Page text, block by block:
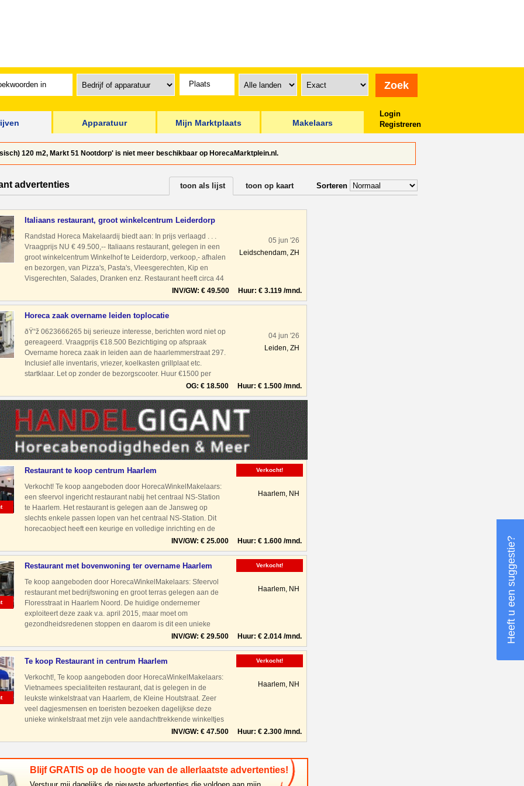
Apparatuur Mijn Marktplaats Makelaars
Login
Registreren
120 m2, Markt 51 Nootdorp' is niet meer beschikbaar op HorecaMarktplein.nl.
advertenties Sorteren
toon als lijst toon op kaart
Italiaans restaurant, groot winkelcentrum Leiderdorp
Randstad Horeca Makelaardij biedt aan: In prijs verlaagd . . .
Vraagprijs NU € 49.500,-- Italiaans restaurant, gelegen in een
groot winkelcentrum Winkelhof te Leiderdorp, verkoop,- afhalen
en bezorgen, van Pizza's, Pasta's, Vleesgerechten, Kip en
Visgerechten, Salades, Dranken enz. Restaurant heeft circa 44
05 jun '26
Leidschendam, ZH
INV/GW: € 49.500 Huur: € 3.119 /mnd.
Horeca zaak overname leiden toplocatie
ðŸ“ž 0623666265 bij serieuze interesse, berichten word niet op
gereageerd. Vraagprijs €18.500 Bezichtiging op afspraak
Overname horeca zaak in leiden aan de haarlemmerstraat 297.
Inclusief alle inventaris, vriezer, koelkasten grillplaat etc.
startklaar. Let op zonder de bezorgscooter. Huur €1500 per
04 jun '26
Leiden, ZH
OG: € 18.500 Huur: € 1.500 /mnd.
Restaurant te koop centrum Haarlem
Verkocht! Te koop aangeboden door HorecaWinkelMakelaars:
een sfeervol ingericht restaurant nabij het centraal NS-Station
te Haarlem. Het restaurant is gelegen aan de Jansweg op
slechts enkele passen lopen van het centraal NS-Station. Dit
horecaobject heeft een keurige en volledige inrichting en de
apparatuur verkeert in een goede staat van onderhou
Haarlem, NH
INV/GW: € 25.000 Huur: € 1.600 /mnd.
Verkocht!
Restaurant met bovenwoning ter overname Haarlem
Te koop aangeboden door HorecaWinkelMakelaars: Sfeervol
restaurant met bedrijfswoning en groot terras gelegen aan de
Floresstraat in Haarlem Noord. De huidige ondernemer
exploiteert deze zaak v.a. april 2015, maar moet om
gezondheidsredenen stoppen en daarom is dit een unieke
kans voor een starter en/of ondernemerskoppel om een kant en
klaar bedrij
Haarlem, NH
INV/GW: € 29.500 Huur: € 2.014 /mnd.
Verkocht!
Te koop Restaurant in centrum Haarlem
Verkocht!, Te koop aangeboden door HorecaWinkelMakelaars:
Vietnamees specialiteiten restaurant, dat is gelegen in de
leukste winkelstraat van Haarlem, de Kleine Houtstraat. Zeer
veel dagjesmensen en toeristen bezoeken dagelijkse deze
unieke winkelstraat met zijn vele aandachttrekkende winkeltjes
en horecazaken. Ook met auto prima bereikbaar dankzij
Haarlem, NH
INV/GW: € 47.500 Huur: € 2.300 /mnd.
Verkocht!
Blijf GRATIS op de hoogte van de allerlaatste advertenties!
Heeft u een suggestie?